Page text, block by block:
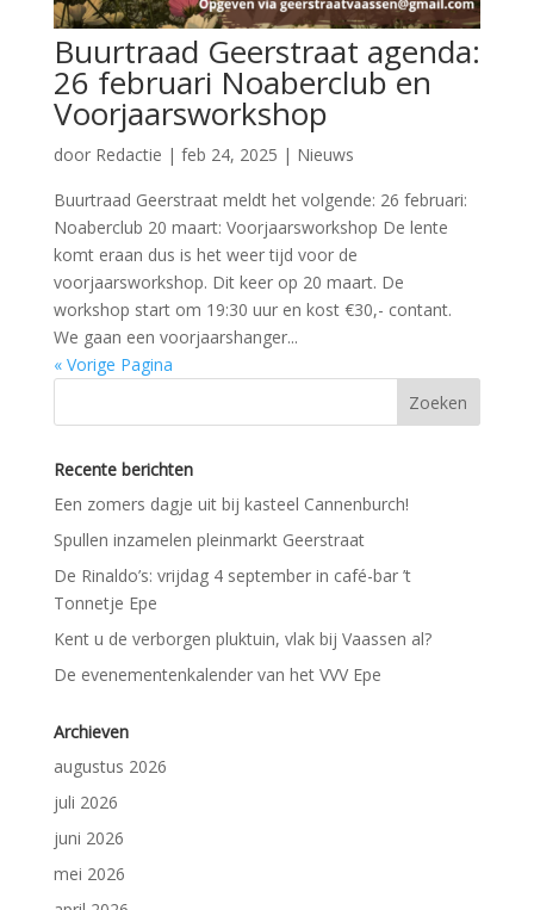
Buurtraad Geerstraat agenda:
26 februari Noaberclub en
Voorjaarsworkshop
door Redactie | feb 24, 2025 | Nieuws
Buurtraad Geerstraat meldt het volgende: 26 februari:
Noaberclub 20 maart: Voorjaarsworkshop De lente
komt eraan dus is het weer tijd voor de
voorjaarsworkshop. Dit keer op 20 maart. De
workshop start om 19:30 uur en kost €30,- contant.
We gaan een voorjaarshanger...
« Vorige Pagina
Recente berichten
Een zomers dagje uit bij kasteel Cannenburch!
Spullen inzamelen pleinmarkt Geerstraat
De Rinaldo’s: vrijdag 4 september in café-bar ’t
Tonnetje Epe
Kent u de verborgen pluktuin, vlak bij Vaassen al?
De evenementenkalender van het VVV Epe
Archieven
augustus 2026
juli 2026
juni 2026
mei 2026